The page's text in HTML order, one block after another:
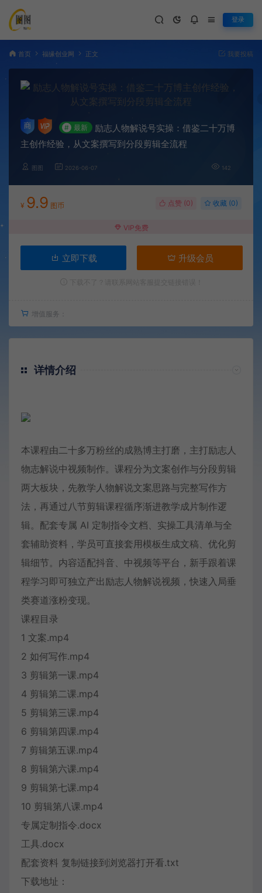
登录
首页 福缘创业网 正文 我要投稿
# 最新
励志人物解说号实操：借鉴二十万博
主创作经验，从文案撰写到分段剪辑全流程
图图 2026-06-07 142
¥ 9.9 图币 点赞 (0) 收藏 (0)
VIP免费
立即下载 升级会员
增值服务：
详情介绍
本课程由二十多万粉丝的成熟博主打磨，主打励志人
物志解说中视频制作。课程分为文案创作与分段剪辑
两大板块，先教学人物解说文案思路与完整写作方
法，再通过八节剪辑课程循序渐进教学成片制作逻
辑。配套专属 AI 定制指令文档、实操工具清单与全
套辅助资料，学员可直接套用模板生成文稿、优化剪
辑细节。内容适配抖音、中视频等平台，新手跟着课
程学习即可独立产出励志人物解说视频，快速入局垂
类赛道涨粉变现。
课程目录
1 文案.mp4
2 如何写作.mp4
3 剪辑第一课.mp4
4 剪辑第二课.mp4
5 剪辑第三课.mp4
6 剪辑第四课.mp4
7 剪辑第五课.mp4
8 剪辑第六课.mp4
9 剪辑第七课.mp4
10 剪辑第八课.mp4
专属定制指令.docx
工具.docx
配套资料 复制链接到浏览器打开看.txt
下载地址：